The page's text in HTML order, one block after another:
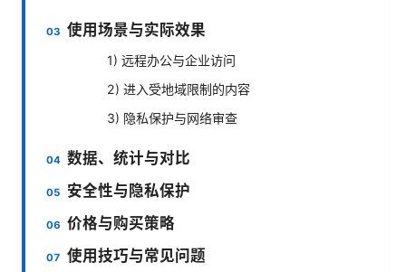
使用场景与实际效果
1) 远程办公与企业访问
2) 进入受地域限制的内容
3) 隐私保护与网络审查
数据、统计与对比
安全性与隐私保护
价格与购买策略
使用技巧与常见问题